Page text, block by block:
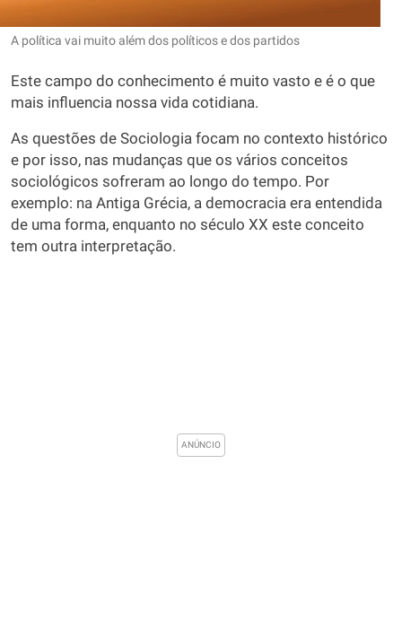
A política vai muito além dos políticos e dos partidos
Este campo do conhecimento é muito vasto e é o que
mais influencia nossa vida cotidiana.
As questões de Sociologia focam no contexto histórico
e por isso, nas mudanças que os vários conceitos
sociológicos sofreram ao longo do tempo. Por
exemplo: na Antiga Grécia, a democracia era entendida
de uma forma, enquanto no século XX este conceito
tem outra interpretação.